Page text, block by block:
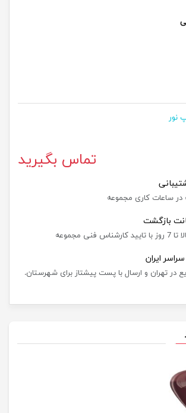
نور
تماس بگیرید
فنی مجموعه
ایران
در تهران و ارسال با پست پیشتاز برای شهرستان.